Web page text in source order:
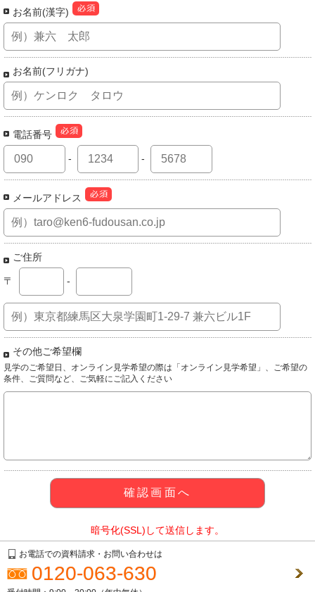
お名前(漢字)
お名前(フリガナ)
電話番号
- -
メールアドレス
ご住所
〒 -
その他ご希望欄
見学のご希望日、オンライン見学希望の際は「オンライン見学希望」、ご希望の
条件、ご質問など、ご気軽にご記入ください
暗号化(SSL)して送信します。
お電話での資料請求・お問い合わせは
0120-063-630